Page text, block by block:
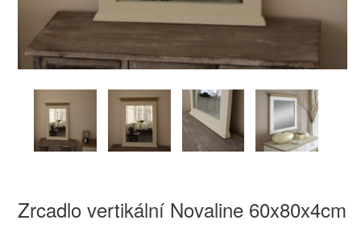
Zrcadlo vertikální Novaline 60x80x4cm